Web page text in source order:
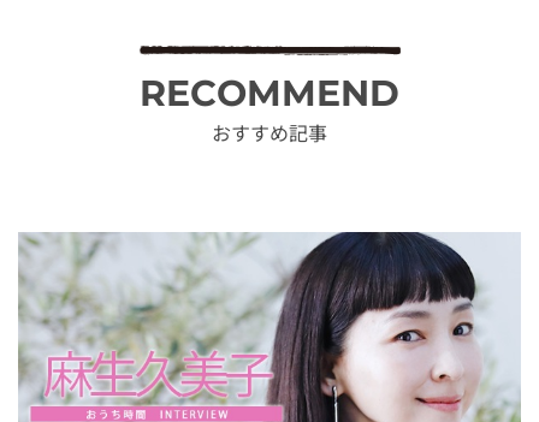
RECOMMEND
おすすめ記事